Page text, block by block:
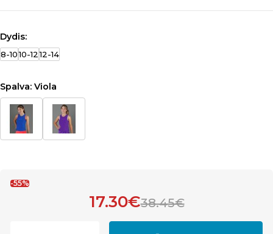
Dydis:
8-1010-1212-14
Spalva: Viola
-55%
17.30€38.45€